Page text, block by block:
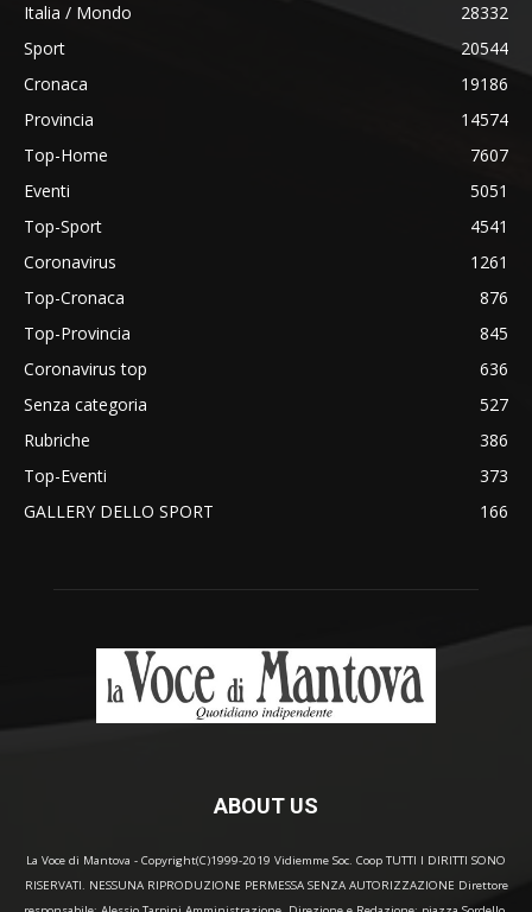
Italia / Mondo
28332
Sport
20544
Cronaca
19186
Provincia
14574
Top-Home
7607
Eventi
5051
Top-Sport
4541
Coronavirus
1261
Top-Cronaca
876
Top-Provincia
845
Coronavirus top
636
Senza categoria
527
Rubriche
386
Top-Eventi
373
GALLERY DELLO SPORT
166
ABOUT US
La Voce di Mantova - Copyright(C)1999-2019 Vidiemme Soc. Coop TUTTI I DIRITTI SONO
RISERVATI. NESSUNA RIPRODUZIONE PERMESSA SENZA AUTORIZZAZIONE Direttore